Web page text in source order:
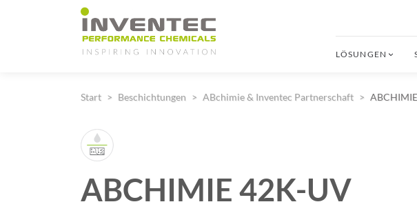
Main Navigation LÖSUNGEN
Start Beschichtungen ABchimie & Inventec Partnerschaft
ABCHIMIE 42K-UV